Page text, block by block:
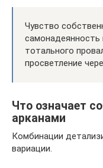
Чувство
самонадеянность
тотального
просветление
Что означает
арканами
Комбинации
вариации.